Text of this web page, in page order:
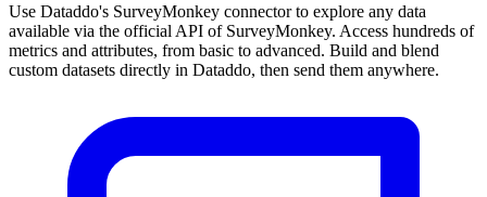
Use Dataddo's SurveyMonkey connector to explore any data
available via the official API of SurveyMonkey. Access hundreds of
metrics and attributes, from basic to advanced. Build and blend
custom datasets directly in Dataddo, then send them anywhere.